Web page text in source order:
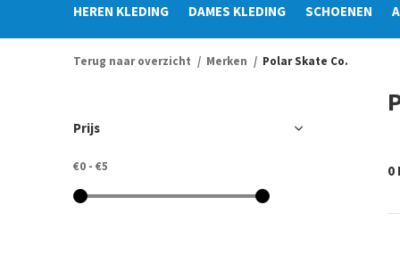
HEREN KLEDING DAMES KLEDING SCHOENEN
Terug naar overzicht Merken Polar Skate Co.
0
Prijs
€0 - €5